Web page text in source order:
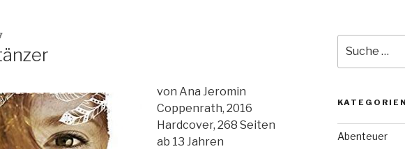
von Ana Jeromin
Coppenrath, 2016
Hardcover, 268 Seiten
ab 13 Jahren
nach:
KATEGORIEN
Abenteuer